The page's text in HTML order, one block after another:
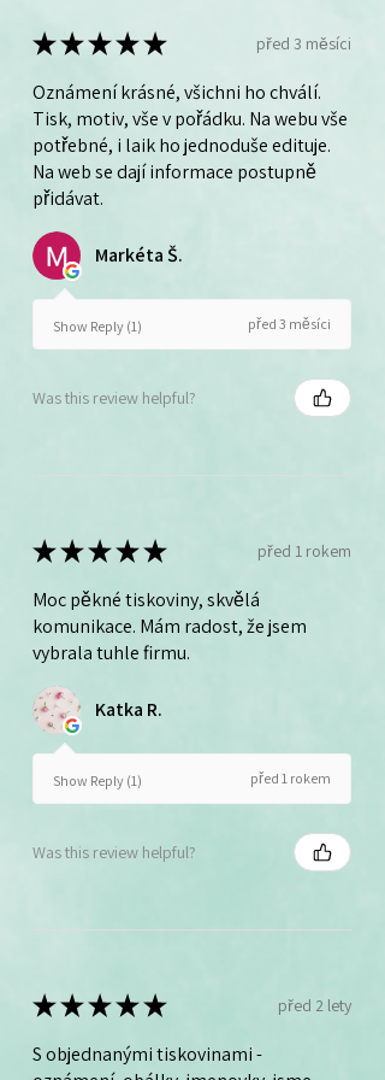
★★★★★ před 3 měsíci
Oznámení krásné, všichni ho chválí.
Tisk, motiv, vše v pořádku. Na webu vše
potřebné, i laik ho jednoduše edituje.
Na web se dají informace postupně
přidávat.
Markéta Š.
Show Reply (1) před 3 měsíci
Was this review helpful?
★★★★★ před 1 rokem
Moc pěkné tiskoviny, skvělá
komunikace. Mám radost, že jsem
vybrala tuhle firmu.
Katka R.
Show Reply (1) před 1 rokem
Was this review helpful?
★★★★★ před 2 lety
S objednanými tiskovinami -